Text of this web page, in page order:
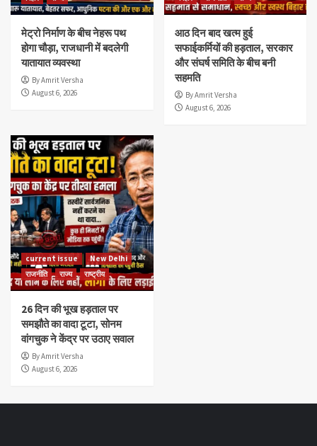
मेट्रो निर्माण के बीच नेहरू पथ
होगा चौड़ा, राजधानी में बदलेगी
यातायात व्यवस्था
By Amrit Versha
August 6, 2026
आठ दिन बाद खत्म हुई
सफाईकर्मियों की हड़ताल, सरकार
और संघर्ष समिति के बीच बनी
सहमति
By Amrit Versha
August 6, 2026
current issue
New Delhi
राजनीति
राज्य राष्ट्रीय
26 दिन की भूख हड़ताल पर
समझौते का वादा टूटा, सोनम
वांगचुक ने केंद्र पर उठाए सवाल
By Amrit Versha
August 6, 2026